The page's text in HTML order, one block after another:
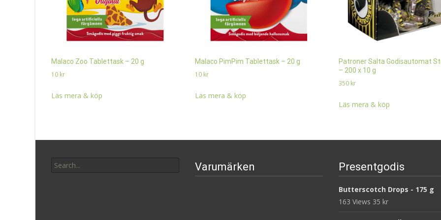
Malaco Zoo Tablettask – 20 g
10 kr
Läs mera & köp
Malaco PimPim Tablettask – 20 g
10 kr
Läs mera & köp
Patroner Salta Godisautomat
– 200 x 10 g
350 kr
Läs mera & köp
for:
Varumärken Presentgodis
Butterscotch Drops - 175 g
163 Views 35 kr